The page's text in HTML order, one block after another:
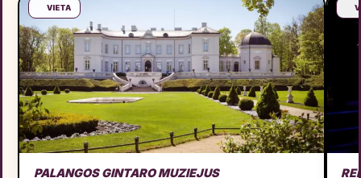
VIETA
PALANGOS GINTARO MUZIEJUS